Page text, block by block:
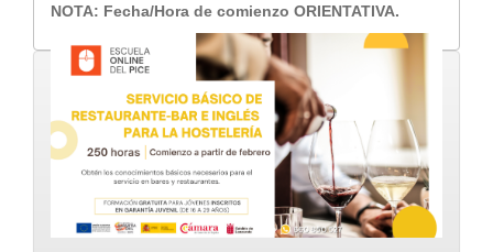
NOTA: Fecha/Hora de comienzo ORIENTATIVA.